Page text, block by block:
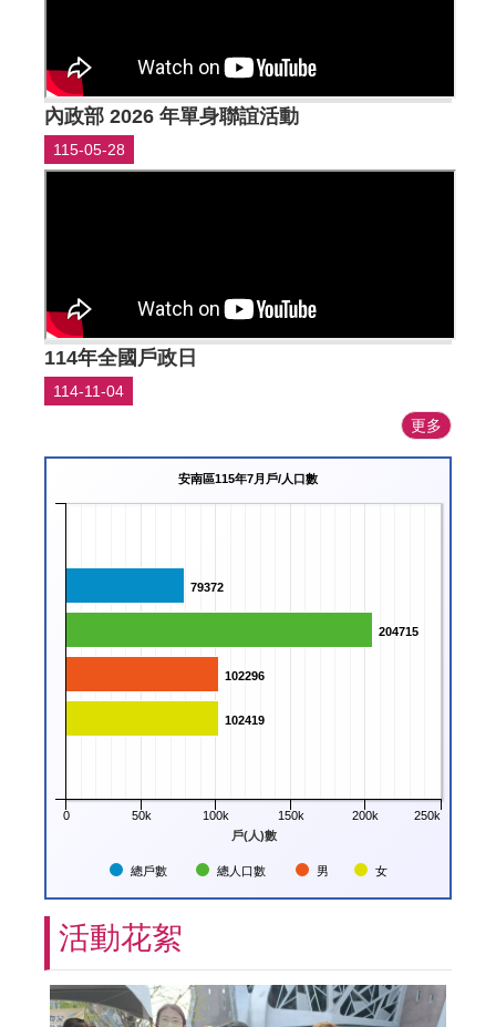
內政部 2026 年單身聯誼活動
115-05-28
114年全國戶政日
114-11-04
更多
戶(人)數
安南區115年7月戶/人口數
79372
79372
204715
204715
102296
102296
102419
102419
總戶數 總人口數 男 女
0 50k 100k 150k 200k 250k
活動花絮